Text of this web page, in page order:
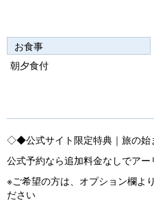
vi
o
お食事
朝夕食付
◇◆公式サイト限定特典｜旅の
公式予約なら追加料金なしでアー
※ご希望の方は、オプション欄よ
ださい